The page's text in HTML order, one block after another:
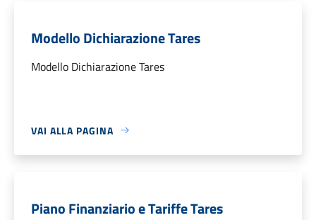
Modello Dichiarazione Tares
Modello Dichiarazione Tares
VAI ALLA PAGINA
Piano Finanziario e Tariffe Tares